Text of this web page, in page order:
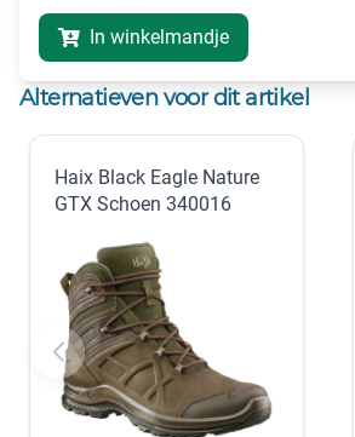
In winkelmandje
Alternatieven voor dit artikel
Haix Black Eagle Nature
GTX Schoen 340016